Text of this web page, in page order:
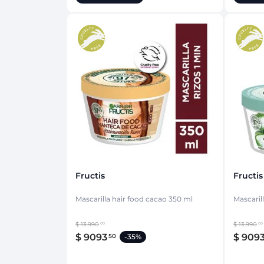
Fructis
Mascarilla hair food cacao 350 ml
$ 13.990 00
$ 909350 -35%
Fructis
$ 13.990 00
$